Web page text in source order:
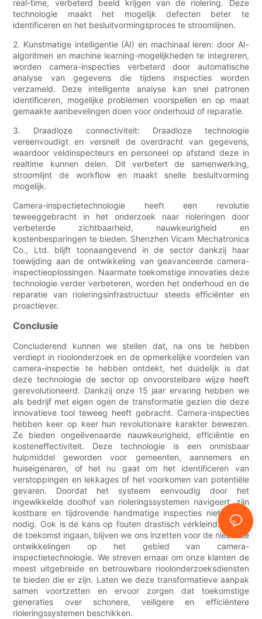
real-time, verbeterd beeld krijgen van de riolering. Deze
technologie maakt het mogelijk defecten beter te
identificeren en het besluitvormingsproces te stroomlijnen.
2. Kunstmatige intelligentie (AI) en machinaal leren: door AI-
algoritmen en machine learning-mogelijkheden te integreren,
worden camera-inspecties verbeterd door automatische
analyse van gegevens die tijdens inspecties worden
verzameld. Deze intelligente analyse kan snel patronen
identificeren, mogelijke problemen voorspellen en op maat
gemaakte aanbevelingen doen voor onderhoud of reparatie.
3. Draadloze connectiviteit: Draadloze technologie
vereenvoudigt en versnelt de overdracht van gegevens,
waardoor veldinspecteurs en personeel op afstand deze in
realtime kunnen delen. Dit verbetert de samenwerking,
stroomlijnt de workflow en maakt snelle besluitvorming
mogelijk.
Camera-inspectietechnologie heeft een revolutie
teweeggebracht in het onderzoek naar rioleringen door
verbeterde zichtbaarheid, nauwkeurigheid en
kostenbesparingen te bieden. Shenzhen Vicam Mechatronica
Co., Ltd. blijft toonaangevend in de sector dankzij haar
toewijding aan de ontwikkeling van geavanceerde camera-
inspectieoplossingen. Naarmate toekomstige innovaties deze
technologie verder verbeteren, worden het onderhoud en de
reparatie van rioleringsinfrastructuur steeds efficiënter en
proactiever.
Conclusie
Concluderend kunnen we stellen dat, na ons te hebben
verdiept in rioolonderzoek en de opmerkelijke voordelen van
camera-inspectie te hebben ontdekt, het duidelijk is dat
deze technologie de sector op onvoorstelbare wijze heeft
gerevolutioneerd. Dankzij onze 15 jaar ervaring hebben we
als bedrijf met eigen ogen de transformatie gezien die deze
innovatieve tool teweeg heeft gebracht. Camera-inspecties
hebben keer op keer hun revolutionaire karakter bewezen.
Ze bieden ongeëvenaarde nauwkeurigheid, efficiëntie en
kosteneffectiviteit. Deze technologie is een onmisbaar
hulpmiddel geworden voor gemeenten, aannemers en
huiseigenaren, of het nu gaat om het identificeren van
verstoppingen en lekkages of het voorkomen van potentiële
gevaren. Doordat het systeem eenvoudig door het
ingewikkelde doolhof van rioleringssystemen navigeert, zijn
kostbare en tijdrovende handmatige inspecties niet langer
nodig. Ook is de kans op fouten drastisch verkleind. Nu we
de toekomst ingaan, blijven we ons inzetten voor de nieuwste
ontwikkelingen op het gebied van camera-
inspectietechnologie. We streven ernaar om onze klanten de
meest uitgebreide en betrouwbare rioolonderzoeksdiensten
te bieden die er zijn. Laten we deze transformatieve aanpak
samen voortzetten en ervoor zorgen dat toekomstige
generaties over schonere, veiligere en efficiëntere
rioleringssystemen beschikken.